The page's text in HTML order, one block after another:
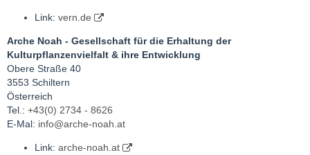
Link: vern.de
Arche Noah - Gesellschaft für die Erhaltung der
Kulturpflanzenvielfalt & ihre Entwicklung
Obere Straße 40
3553 Schiltern
Österreich
Tel.: +43(0) 2734 - 8626
E-Mal: info@arche-noah.at
Link: arche-noah.at